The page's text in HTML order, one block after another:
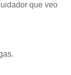
que veo